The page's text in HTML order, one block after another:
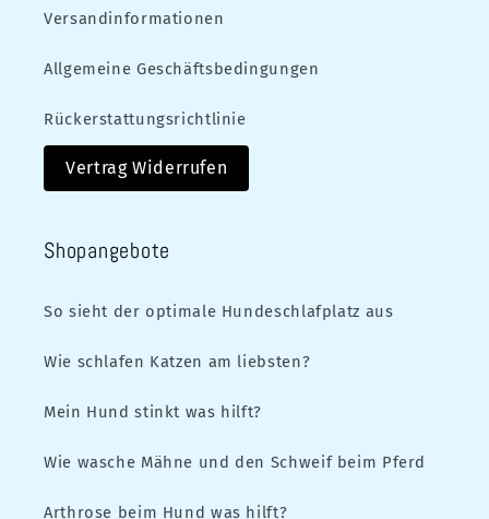
Versandinformationen
Allgemeine Geschäftsbedingungen
Rückerstattungsrichtlinie
Vertrag Widerrufen
Shopangebote
So sieht der optimale Hundeschlafplatz aus
Wie schlafen Katzen am liebsten?
Mein Hund stinkt was hilft?
Wie wasche Mähne und den Schweif beim Pferd
Arthrose beim Hund was hilft?